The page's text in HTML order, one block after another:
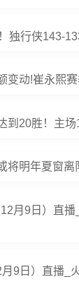
独行侠143-
变动!崔永熙
到20胜！主
将明年夏窗离
月9日）直
9日）直播_